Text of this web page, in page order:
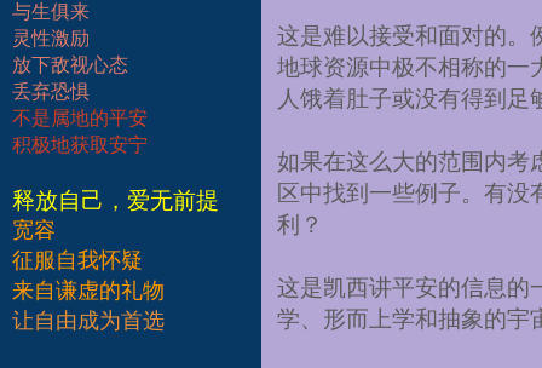
与生俱来
灵性激励
放下敌视心态
丢弃恐惧
不是属地的平安
积极地获取安宁
释放自己，爱无前提
宽容
征服自我怀疑
来自谦虚的礼物
让自由成为首选
这是难以接受和面对的。
地球资源中极不相称的一
人饿着肚子或没有得到足
如果在这么大的范围内考
区中找到一些例子。有
利？
这是凯西讲平安的信息的
学、形而上学和抽象的宇